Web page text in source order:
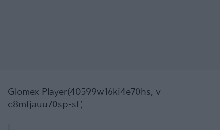
Glomex Player(40599w16ki4e70hs, v-
c8mfjauu70sp-sf)